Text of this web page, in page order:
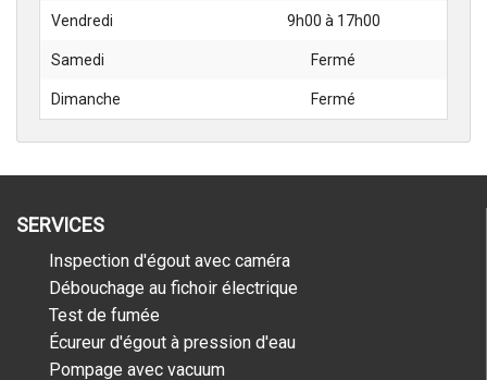
Vendredi 9h00 à 17h00
Samedi Fermé
Dimanche Fermé
SERVICES
Inspection d'égout avec caméra
Débouchage au fichoir électrique
Test de fumée
Écureur d'égout à pression d'eau
Pompage avec vacuum